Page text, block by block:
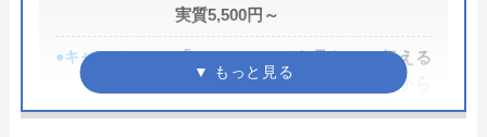
実質5,500円～
●キャンペーン
「ホームページを見た」と伝える
だけで、WEB割で作業料金から
3,000円割引！